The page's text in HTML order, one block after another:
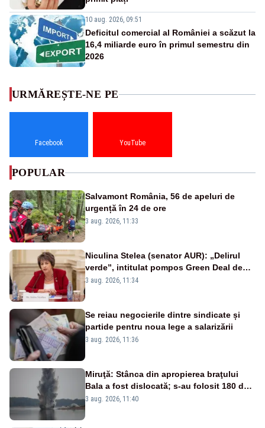
10 aug. 2026, 09:51
Deficitul comercial al României a scăzut la
16,4 miliarde euro în primul semestru din
2026
URMĂREȘTE-NE PE
Facebook YouTube
POPULAR
Salvamont România, 56 de apeluri de
urgență în 24 de ore
3 aug. 2026, 11:33
Niculina Stelea (senator AUR): „Delirul
verde”, intitulat pompos Green Deal de
către Bruxelles, este în mare măsură
3 aug. 2026, 11:34
Se reiau negocierile dintre sindicate și
partide pentru noua lege a salarizării
3 aug. 2026, 11:36
Miruţă: Stânca din apropierea braţului
Bala a fost dislocată; s-au folosit 180 de
kilograme de explozibil
3 aug. 2026, 11:40